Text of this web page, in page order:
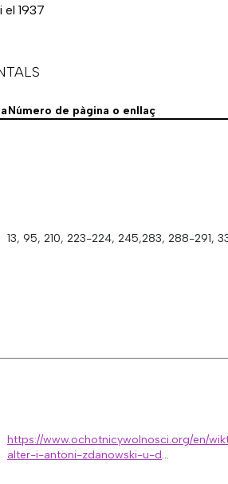
1937
Número de pàgina o enllaç
13, 95, 210, 223-224, 245,283, 288-291,
https://www.ochotnicywolnosci.org/en/
alter-i-antoni-zdanowski-u-d...